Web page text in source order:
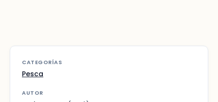
CATEGORÍAS
Pesca
AUTOR